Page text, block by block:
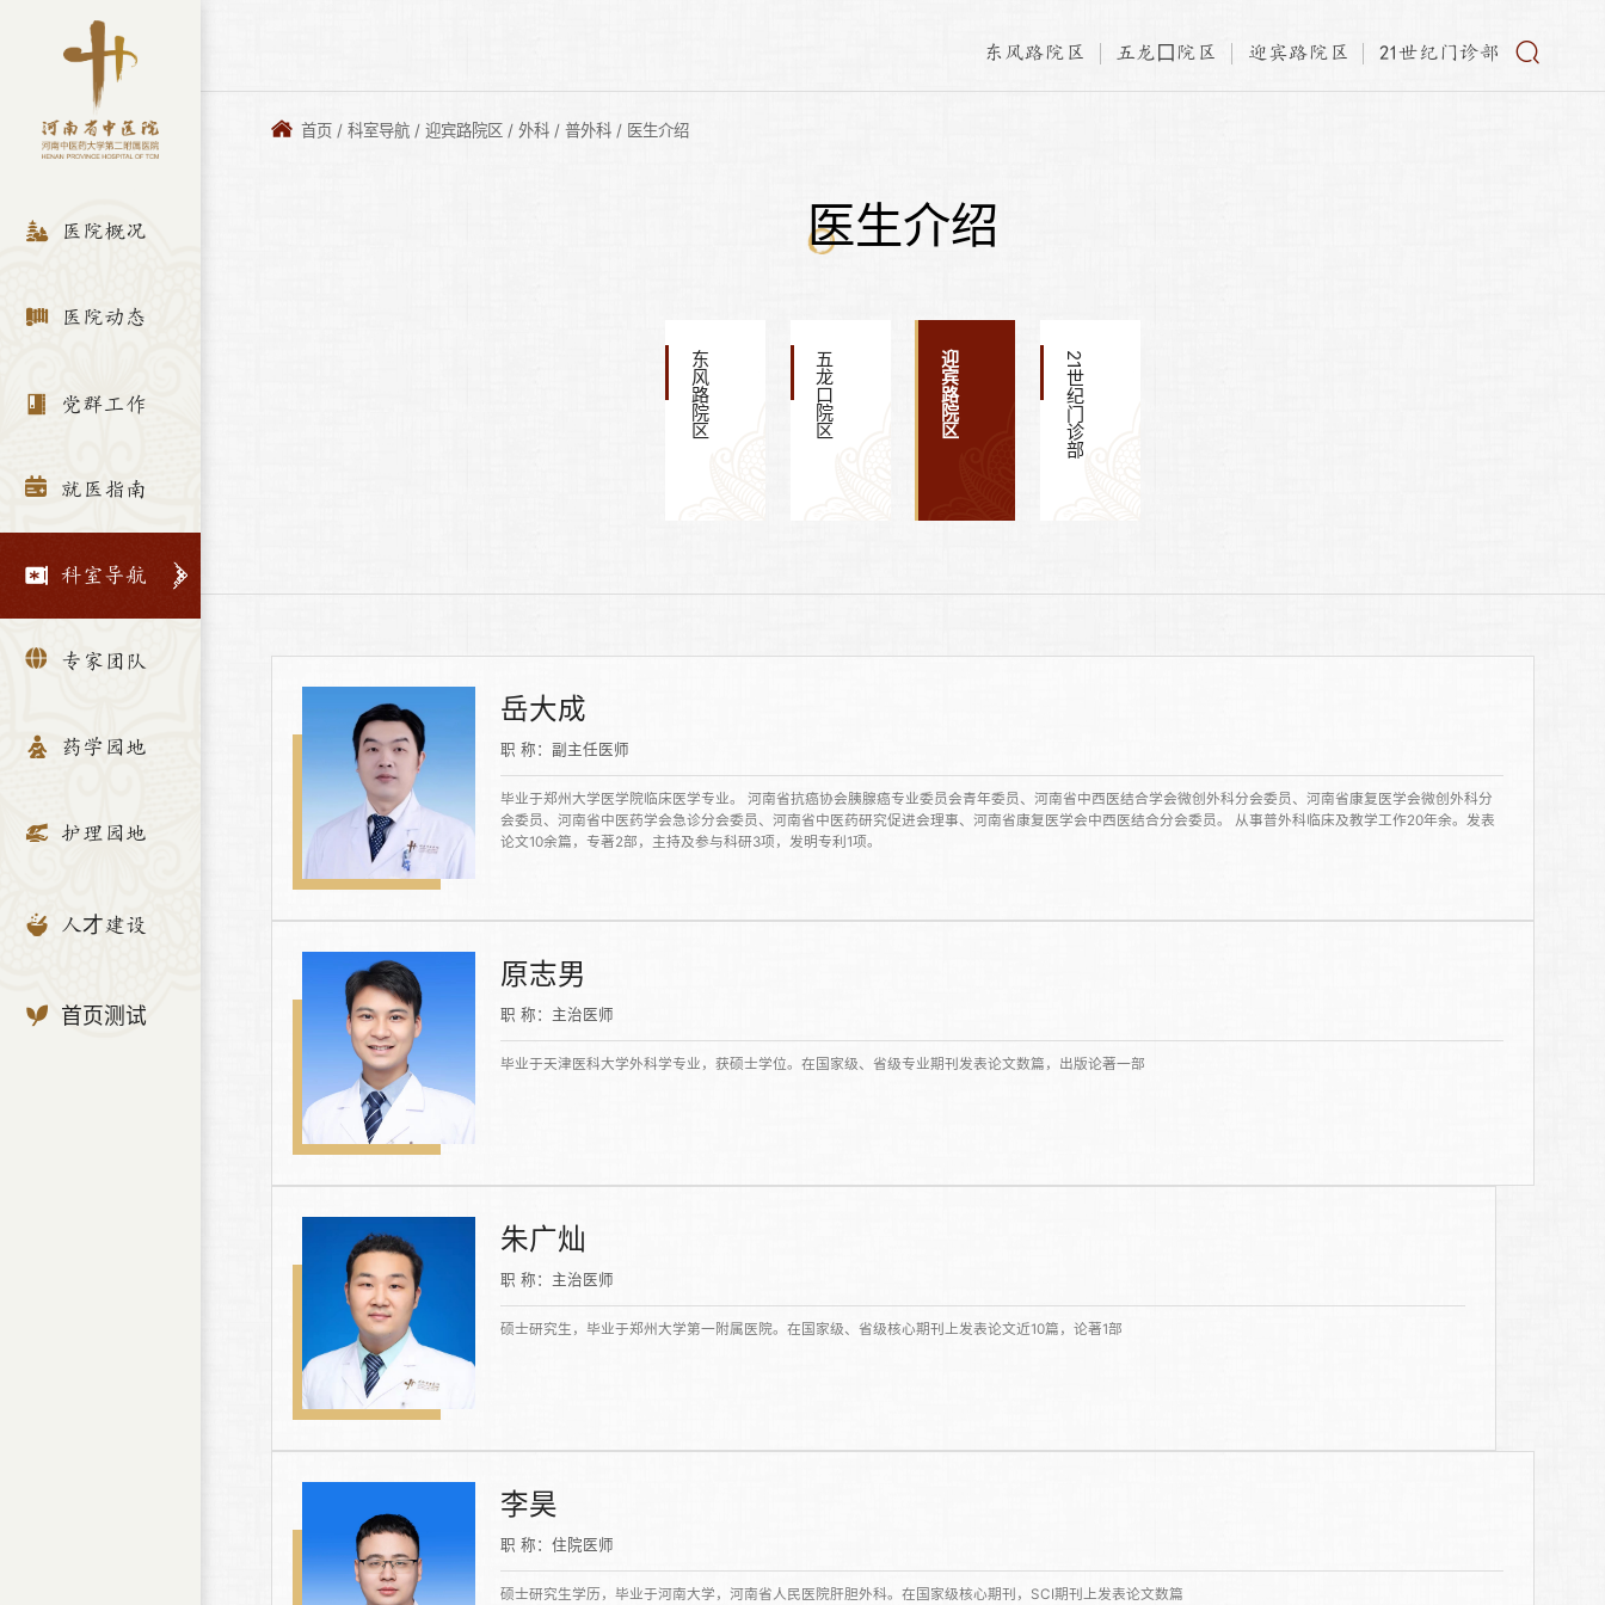
医院概况
医院动态
党群工作
就医指南
科室导航
专家团队
药学园地
护理园地
人才建设
首页测试
东风路院区 五龙口院区 迎宾路院区 21世纪门诊部
首页/ 科室导航/ 迎宾路院区/ 外科/ 普外科/ 医生介绍
医生介绍
东风路院区 五龙口院区 迎宾路院区 21世纪门诊部
岳大成
职 称：副主任医师
毕业于郑州大学医学院临床医学专业。 河南省抗癌协会胰腺癌专业委员会青年委员、河南省中西医结合学会微创外科分会委员、河南省康复医学会微创外科分
会委员、河南省中医药学会急诊分会委员、河南省中医药研究促进会理事、河南省康复医学会中西医结合分会委员。 从事普外科临床及教学工作20年余。发表
论文10余篇，专著2部，主持及参与科研3项，发明专利1项。
原志男
职 称：主治医师
毕业于天津医科大学外科学专业，获硕士学位。在国家级、省级专业期刊发表论文数篇，出版论著一部
朱广灿
职 称：主治医师
硕士研究生，毕业于郑州大学第一附属医院。在国家级、省级核心期刊上发表论文近10篇，论著1部
李昊
职 称：住院医师
硕士研究生学历，毕业于河南大学，河南省人民医院肝胆外科。在国家级核心期刊，SCI期刊上发表论文数篇